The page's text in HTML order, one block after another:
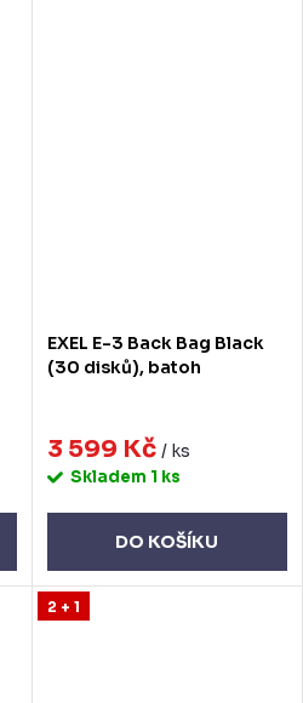
EXEL E-3 Back Bag Black
(30 disků), batoh
3 599 Kč / ks
Skladem 1 ks
DO KOŠÍKU
2 + 1